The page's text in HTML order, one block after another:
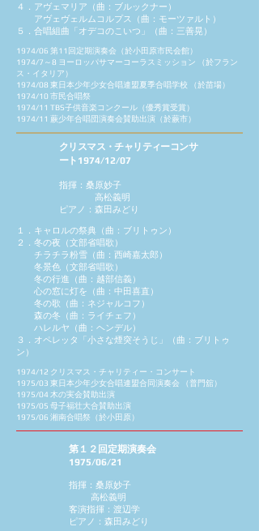
４．アヴェマリア（曲：ブルックナー）
アヴェヴェルムコルプス（曲：モーツァルト）
５．合唱組曲「オデコのこいつ」（曲：三善晃）
1974/06 第11回定期演奏会（於小田原市民会館）
1974/7～8 ヨーロッパサマーコーラスミッション （於フラン
ス・イタリア）
1974/08 東日本少年少女合唱連盟夏季合唱学校 （於苗場）
1974/10 市民合唱祭
1974/11 TBS子供音楽コンクール（優秀賞受賞）
1974/11 蕨少年合唱団演奏会賛助出演（於蕨市）
クリスマス・チャリティーコンサ
ート 1974/12/07
指揮：桑原妙子
高松義明
ピアノ：森田みどり
１．キャロルの祭典（曲：ブリトゥン）
２．冬の夜（文部省唱歌）
チラチラ粉雪（曲：西崎嘉太郎）
冬景色（文部省唱歌）
冬の行進（曲：越部信義）
心の窓に灯を（曲：中田喜直）
冬の歌（曲：ネジャルコフ）
森の冬（曲：ライチェフ）
ハレルヤ（曲：ヘンデル）
３．オペレッタ「小さな煙突そうじ」（曲：ブリトゥ
ン）
1974/12 クリスマス・チャリティー・コンサート
1975/03 東日本少年少女合唱連盟合同演奏会 （普門舘）
1975/04 木の実会賛助出演
1975/05 母子福壮大合賛助出演
1975/06 湘南合唱祭（於小田原）
第１２回定期演奏会
1975/06/21
指揮：桑原妙子
高松義明
客演指揮：渡辺学
ピアノ：森田みどり